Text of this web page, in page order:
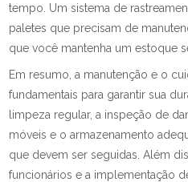
tempo. Um sistema de
paletes que precisam de
que você mantenha um estoque
Em resumo, a manutenção e o
fundamentais para garantir sua
limpeza regular, a inspeção de
móveis e o armazenamento
que devem ser seguidas. Além
funcionários e a implementação